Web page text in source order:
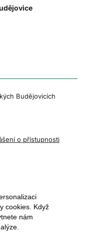
Budějovicích
o přístupnosti
cookies. Když
nám